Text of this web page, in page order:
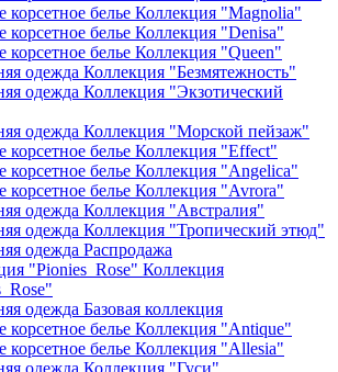
корсетное белье Коллекция "Magnolia"
корсетное белье Коллекция "Denisa"
корсетное белье Коллекция "Queen"
одежда Коллекция "Безмятежность"
одежда Коллекция "Экзотический
одежда Коллекция "Морской пейзаж"
корсетное белье Коллекция "Effect"
корсетное белье Коллекция "Angelica"
корсетное белье Коллекция "Avrora"
одежда Коллекция "Австралия"
одежда Коллекция "Тропический этюд"
одежда Распродажа
"Pionies_Rose" Коллекция
одежда Базовая коллекция
корсетное белье Коллекция "Antique"
корсетное белье Коллекция "Allesia"
одежда Коллекция "Гуси"